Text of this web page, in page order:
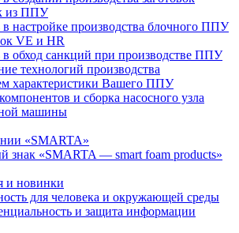
из ППУ
настройке производства блочного ППУ
VE и HR
обход санкций при производстве ППУ
технологий производства
характеристики Вашего ППУ
и сборка насосного узла
машины
«SMARTA»
знак «SMARTA — smart foam products»
и новинки
для человека и окружающей среды
и защита информации